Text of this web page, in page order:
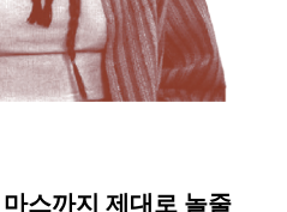
스까지 제대로 놀줄